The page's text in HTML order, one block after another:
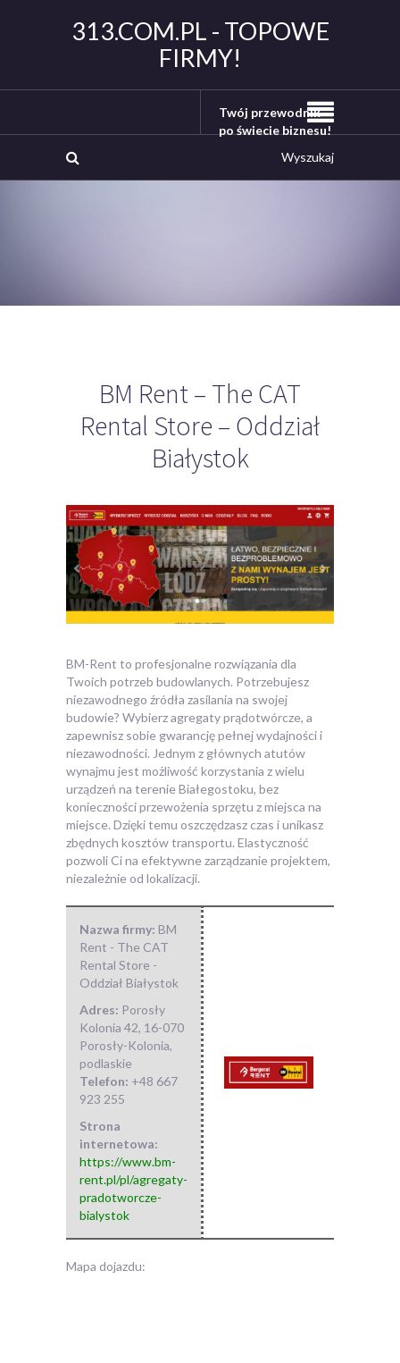
313.COM.PL - TOPOWE
FIRMY!
Twój przewodnik
po świecie biznesu!
BM Rent – The CAT
Rental Store – Oddział
Białystok
BM-Rent to profesjonalne rozwiązania dla
Twoich potrzeb budowlanych. Potrzebujesz
niezawodnego źródła zasilania na swojej
budowie? Wybierz agregaty prądotwórcze, a
zapewnisz sobie gwarancję pełnej wydajności i
niezawodności. Jednym z głównych atutów
wynajmu jest możliwość korzystania z wielu
urządzeń na terenie Białegostoku, bez
konieczności przewożenia sprzętu z miejsca na
miejsce. Dzięki temu oszczędzasz czas i unikasz
zbędnych kosztów transportu. Elastyczność
pozwoli Ci na efektywne zarządzanie projektem,
niezależnie od lokalizacji.
Nazwa firmy: BM
Rent - The CAT
Rental Store -
Oddział Białystok
Adres: Porosły
Kolonia 42, 16-070
Porosły-Kolonia,
podlaskie
Telefon: +48 667
923 255
Strona
internetowa:
https://www.bm-
rent.pl/pl/agregaty-
pradotworcze-
bialystok
Mapa dojazdu: